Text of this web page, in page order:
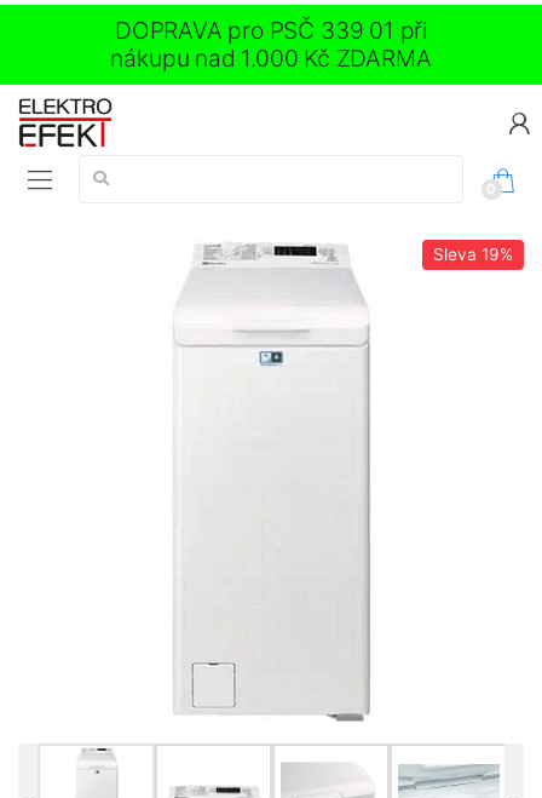
DOPRAVA pro PSČ 339 01 při
nákupu nad 1.000 Kč ZDARMA
Vyhledávání:
0
Sleva 19%